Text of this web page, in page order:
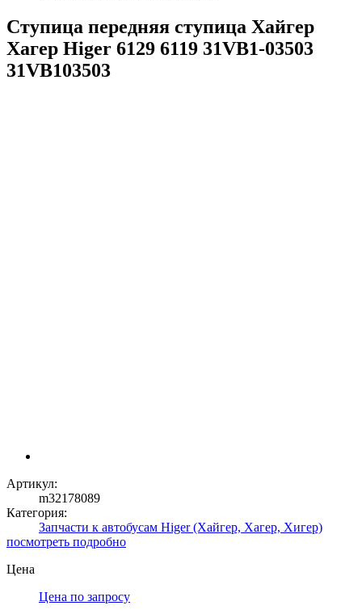
Ступица передняя ступица Хайгер
Хагер Higer 6129 6119 31VB1-03503
31VB103503
Артикул:
m32178089
Категория:
Запчасти к автобусам Higer (Хайгер, Хагер, Хигер)
посмотреть подробно
Цена
Цена по запросу